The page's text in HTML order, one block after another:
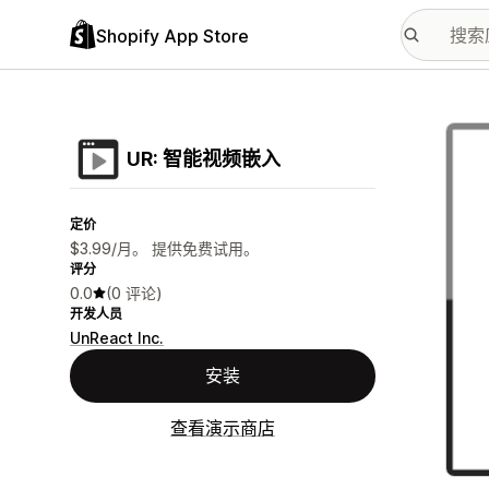
Shopify App Store
UR: 智能视频嵌入
定价
$3.99/月。 提供免费试用。
评分
0.0 (0 评论)
开发人员
UnReact Inc.
安装
查看演示商店
配图